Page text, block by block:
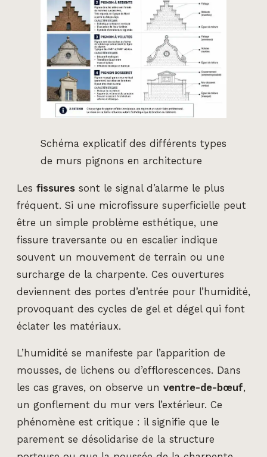
Schéma explicatif des différents types
de murs pignons en architecture
Les fissures sont le signal d’alarme le plus
fréquent. Si une microfissure superficielle peut
être un simple problème esthétique, une
fissure traversante ou en escalier indique
souvent un mouvement de terrain ou une
surcharge de la charpente. Ces ouvertures
deviennent des portes d’entrée pour l’humidité,
provoquant des cycles de gel et dégel qui font
éclater les matériaux.
L’humidité se manifeste par l’apparition de
mousses, de lichens ou d’efflorescences. Dans
les cas graves, on observe un ventre-de-bœuf,
un gonflement du mur vers l’extérieur. Ce
phénomène est critique : il signifie que le
parement se désolidarise de la structure